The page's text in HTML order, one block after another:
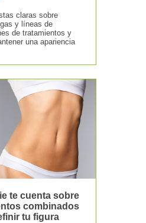
claras sobre
y líneas de
de tratamientos y
una apariencia
te cuenta sobre
combinados
tu figura